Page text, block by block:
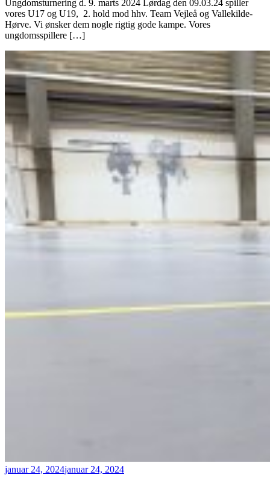
Ungdomsturnering d. 9. marts 2024 Lørdag den 09.03.24 spiller
vores U17 og U19, 2. hold mod hhv. Team Vejleå og Vallekilde-
Hørve. Vi ønsker dem nogle rigtig gode kampe. Vores
ungdomsspillere […]
januar 24, 2024januar 24, 2024